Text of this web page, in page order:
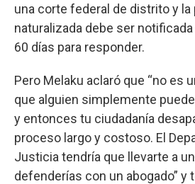
una corte federal de distrito y la
naturalizada debe ser
60 días para responder.
Pero Melaku aclaró que “no es
que alguien simplemente
y entonces tu ciudadanía
proceso largo y costoso. El
Justicia tendría que llevarte a
defenderías con un abogado” y